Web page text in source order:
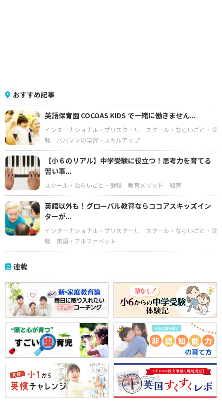
おすすめ記事
英語保育園 COCOAS KIDS で一緒に働きません...
インターナショナル・プリスクール
スクール・ならいごと・受
験
パパママの学習・スキルアップ
【小６のリアル】中学受験に役立つ！思考力を育てる
習い事...
スクール・ならいごと・受験 教育メソッド 知育
英語以外も！グローバル教育ならココアスキッズイン
ターが...
インターナショナル・プリスクール
スクール・ならいごと・受
験
英語・アルファベット
連載